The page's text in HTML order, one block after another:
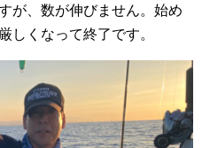
が、数が伸びません。始め
しくなって終了です。